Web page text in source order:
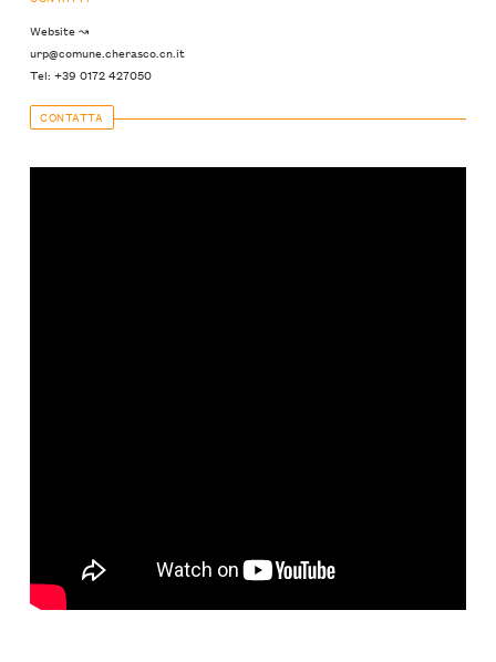
Website ↝
urp@comune.cherasco.cn.it
Tel: +39 0172 427050
CONTATTA